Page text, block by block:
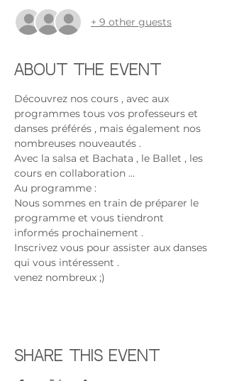
+ 9 other guests
About the event
Découvrez nos cours , avec aux
programmes tous vos professeurs et
danses préférés , mais également nos
nombreuses nouveautés .
Avec la salsa et Bachata , le Ballet , les
cours en collaboration ...
Au programme :
Nous sommes en train de préparer le
programme et vous tiendront
informés prochainement .
Inscrivez vous pour assister aux danses
qui vous intéressent .
venez nombreux ;)
Share this event